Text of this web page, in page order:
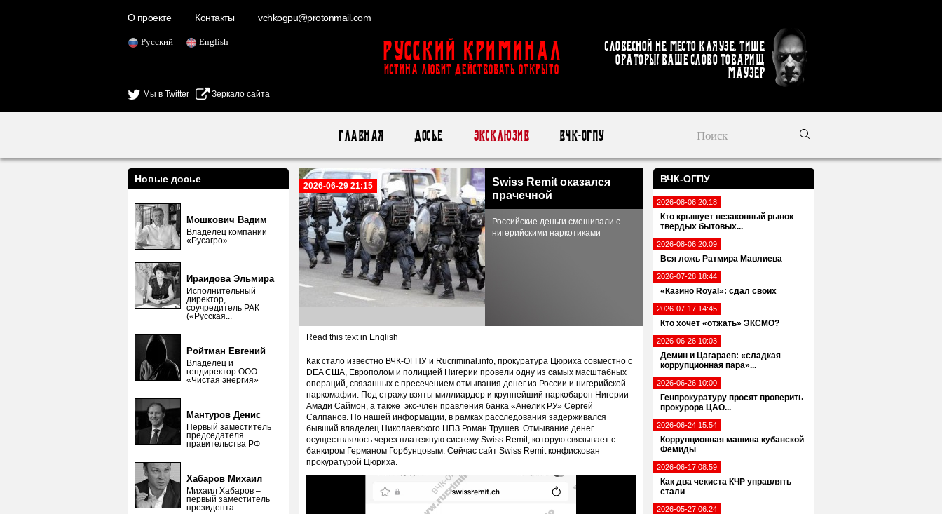
О проекте Контакты vchkogpu@protonmail.com
Русский English
Мы в Twitter Зеркало сайта
Русский Криминал
ИСТИНА ЛЮБИТ ДЕЙСТВОВАТЬ ОТКРЫТО
Словесной не место кляузе. Тише
ораторы! Ваше слово товарищ
Маузер
Главная Досье Эксклюзив ВЧК-ОГПУ
ВЧК-ОГПУ
2026-08-06 20:18
Кто крышует незаконный рынок
твердых бытовых...
2026-08-06 20:09
Вся ложь Ратмира Мавлиева
2026-07-28 18:44
«Казино Royal»: сдал своих
2026-07-17 14:45
Кто хочет «отжать» ЭКСМО?
2026-06-26 10:03
Демин и Цагараев: «сладкая
коррупционная пара»...
2026-06-26 10:00
Генпрокуратуру просят проверить
прокурора ЦАО...
2026-06-24 15:54
Коррупционная машина кубанской
Фемиды
2026-06-17 08:59
Как два чекиста КЧР управлять
стали
2026-05-27 06:24
Новые досье
Мошкович Вадим
Владелец компании
«Русагро»
Ираидова Эльмира
Исполнительный
директор,
соучредитель РАК
(«Русская...
Ройтман Евгений
Владелец и
гендиректор ООО
«Чистая энергия»
Мантуров Денис
Первый заместитель
председателя
правительства РФ
Хабаров Михаил
Михаил Хабаров –
первый заместитель
президента –...
2026-06-29 21:15
Swiss Remit оказался
прачечной
Российские деньги смешивали с
нигерийскими наркотиками
Read this text in English
Как стало известно ВЧК-ОГПУ и Rucriminal.info, прокуратура Цюриха совместно с
DEA США, Европолом и полицией Нигерии провели одну из самых масштабных
операций, связанных с пресечением отмывания денег из России и нигерийской
наркомафии. Под стражу взяты миллиардер и крупнейший наркобарон Нигерии
Амади Саймон, а также экс-член правления банка «Анелик РУ» Сергей
Салпанов. По нашей информации, в рамках расследования задерживался
бывший владелец Николаевского НПЗ Роман Трушев. Отмывание денег
осуществлялось через платежную систему Swiss Remit, которую связывает с
банкиром Германом Горбунцовым. Сейчас сайт Swiss Remit конфискован
прокуратурой Цюриха.